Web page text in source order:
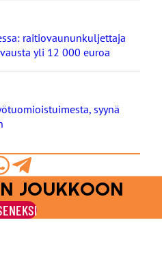
raitiovaununkuljettaja
yli 12 000 euroa
syynä
Jaa
Telegramilla
JOUKKOON